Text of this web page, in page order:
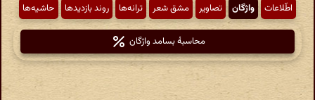
اطّلاعات واژگان تصاویر مشق شعر ترانه‌ها روند بازدیدها حاشیه‌ها
محاسبهٔ بسامد واژگان